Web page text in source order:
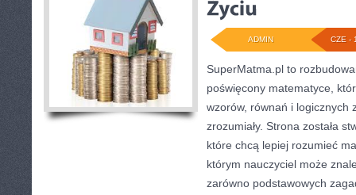
CZE -
ADMIN
SuperMatma.pl to
poświęcony matematyce,
wzorów, równań i logicznych
zrozumiały. Strona została
które chcą lepiej rozumieć
którym nauczyciel może
zarówno podstawowych